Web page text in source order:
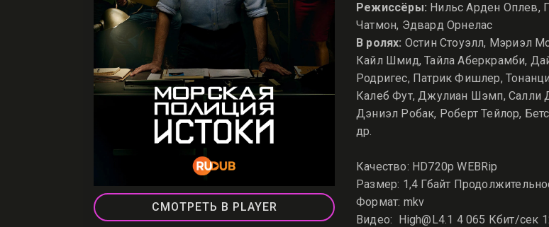
СМОТРЕТЬ В PLAYER
Режиссёры: Нильс Арден Оплев,
Чатмон, Эдвард Орнелас
В ролях: Остин Стоуэлл, Мэриэл
Кайл Шмид, Тайла Аберкрамби,
Родригес, Патрик Фишлер,
Калеб Фут, Джулиан Шэмп, Салли
Дэниэл Робак, Роберт Тейлор,
др.
Качество: HD720p WEBRip
Размер: 1,4 Гбайт
Формат: mkv
Видео: High@L4.1 4 065 Кбит/сек